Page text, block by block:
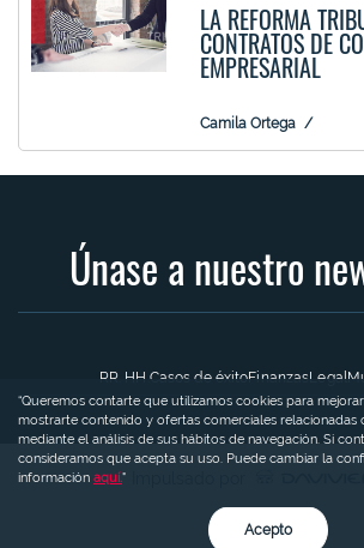
LA REFORMA
CONTRATOS DE
EMPRESARIAL
Camila Ortega
Únase a nuestro
RR. HH. Casos de éxitoFinanzasLegal
“Queremos contarte que utilizamos cookies para
mostrarte contenido y ofertas comerciales relacionadas
mediante el análisis de sus hábitos de navegación. Si
consideramos que acepta su uso. Puede cambiar la
información aquí."
Acepto